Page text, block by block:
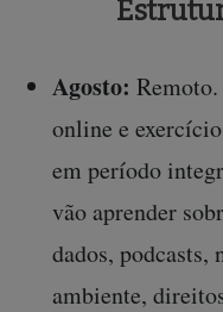
Agosto: Remoto.
online e
em período
vão aprender
dados,
ambiente,